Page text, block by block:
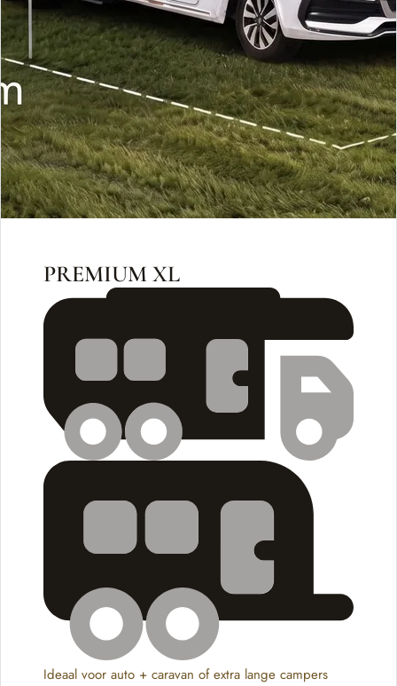
PREMIUM XL
Ideaal voor auto + caravan of extra lange campers